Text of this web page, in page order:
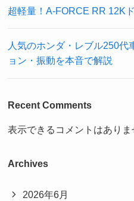
超軽量！A-FORCE RR 12K
人気のホンダ・レブル250代
ョン・振動を本音で解説
Recent Comments
表示できるコメントはありま
Archives
2026年6月